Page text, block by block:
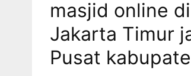
masjid online
Jakarta Timur
Pusat